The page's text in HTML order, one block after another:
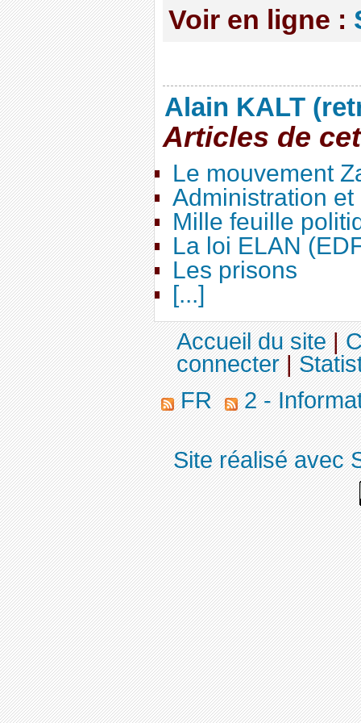
Voir en ligne :
Alain KALT
Articles de
Le mouvement
Administration
Mille feuille
La loi ELAN
Les prisons
[...]
Accueil du site|
connecter|
FR
2 -
Site réalisé avec